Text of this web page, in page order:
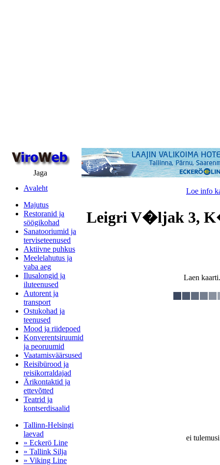
Jaga
Avaleht
Majutus
Restoranid ja
söögikohad
Sanatooriumid ja
terviseteenused
Aktiivne puhkus
Meelelahutus ja
vaba aeg
Ilusalongid ja
iluteenused
Autorent ja
transport
Ostukohad ja
teenused
Mood ja riidepoed
Konverentsiruumid
ja peoruumid
Vaatamisväärsused
Reisibürood ja
reisikorraldajad
Ärikontaktid ja
ettevõtted
Teatrid ja
kontserdisaalid
Tallinn-Helsingi
laevad
» Eckerö Line
» Tallink Silja
» Viking Line
Loe info
Leigri V�ljak 3,
Laen
ei